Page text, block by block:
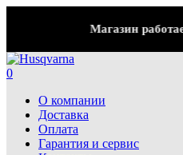
Магазин работает
0
О компании
Доставка
Оплата
Гарантия и сервис